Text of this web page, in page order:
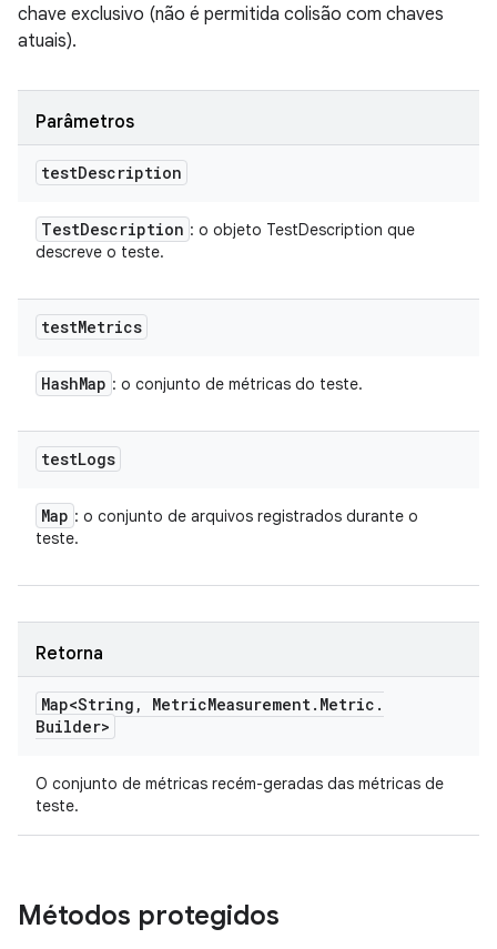
chave exclusivo (não é permitida colisão com chaves
atuais).
Parâmetros
testDescription
TestDescription : o objeto TestDescription que
descreve o teste.
testMetrics
HashMap : o conjunto de métricas do teste.
testLogs
Map : o conjunto de arquivos registrados durante o
teste.
Retorna
Map<String , MetricMeasurement. Metric .
Builder>
O conjunto de métricas recém-geradas das métricas de
teste.
Métodos protegidos